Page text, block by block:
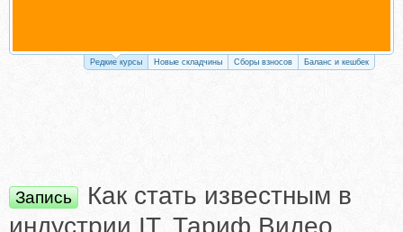
Редкие курсы Новые складчины Сборы взносов Баланс и кешбек
Запись
Как стать известным в
индустрии IT. Тариф Видео